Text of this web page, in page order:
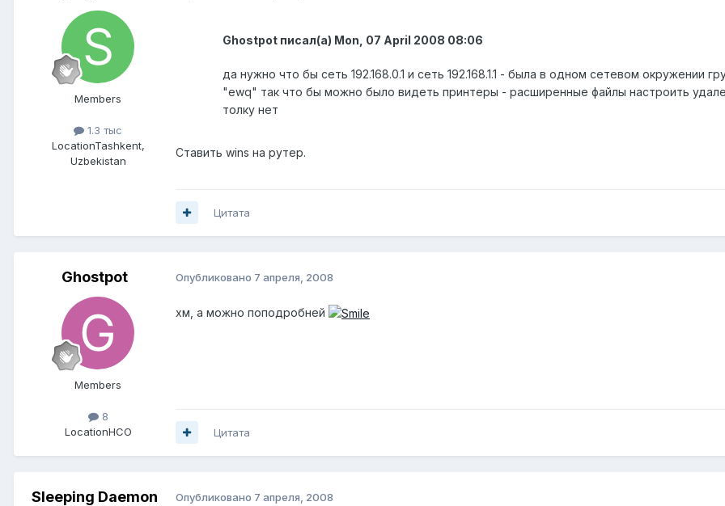
Members
1.3 тыс
LocationTashkent,
Uzbekistan
Ghostpot писал(а) Mon, 07 April 2008 08:06
да нужно что бы сеть 192.168.0.1 и сеть 192.168.1.1 - была в одном сетевом окружении
"ewq" так что бы можно было видеть принтеры - расширенные файлы настроить
толку нет
Ставить wins на рутер.
Цитата
Ghostpot
Members
8
LocationНСО
Опубликовано 7 апреля, 2008
хм, а можно поподробней
Цитата
Sleeping Daemon Опубликовано 7 апреля, 2008